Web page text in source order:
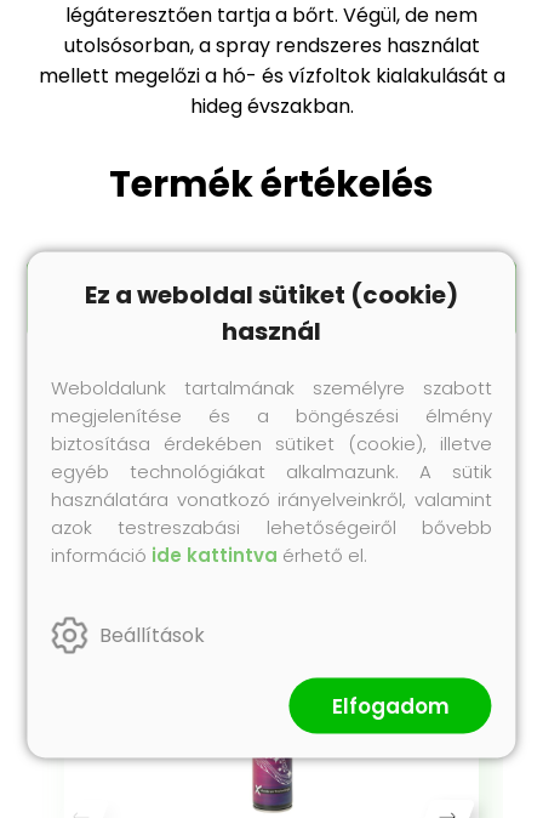
légáteresztően tartja a bőrt. Végül, de nem
utolsósorban, a spray rendszeres használat
mellett megelőzi a hó- és vízfoltok kialakulását a
hideg évszakban.
Termék értékelés
ÉRTÉKELÉS ÍRÁSA
Legnépszerűbb
termékeink
Próbáld ki te is korábbi vásárlóink kedvenc
Collonil termékeit!
Ez a weboldal sütiket (cookie)
használ
Weboldalunk tartalmának személyre szabott
megjelenítése és a böngészési élmény
biztosítása érdekében sütiket (cookie), illetve
egyéb technológiákat alkalmazunk. A sütik
használatára vonatkozó irányelveinkről, valamint
azok testreszabási lehetőségeiről bővebb
információ ide kattintva érhető el.
Beállítások
Elfogadom